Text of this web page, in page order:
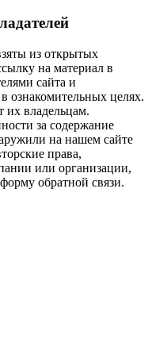
из открытых
на материал в
сайта и
ознакомительных целях.
их владельцам.
за содержание
на нашем сайте
права,
или организации,
обратной связи.